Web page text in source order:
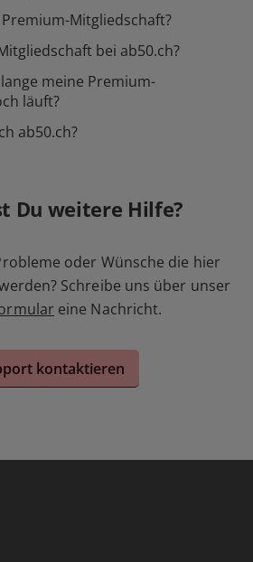
Mitgliedschaft?
bei ab50.ch?
meine Premium-
läuft?
ab50.ch?
Du weitere Hilfe?
oder Wünsche die hier
Schreibe uns über unser
eine Nachricht.
kontaktieren